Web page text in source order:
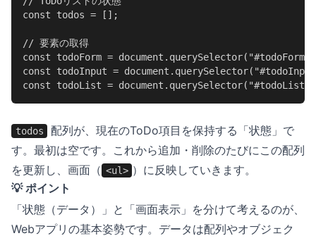
const todos = [];
// 要素の取得
const todoForm =
const todoInput =
const todoList =
todos
配列が、現在のToDo項目を保持する「状態」で
す。最初は空です。これから追加・削除のたびにこの配列
を更新し、画面（ <ul> ）に反映していきます。
💡 ポイント
「状態（データ）」と「画面表示」を分けて考えるのが、
Webアプリの基本姿勢です。データは配列やオブジェク